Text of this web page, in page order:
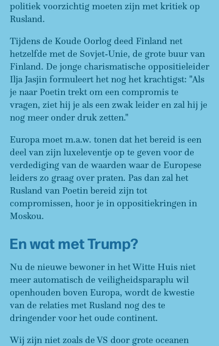
politiek voorzichtig moeten zijn met kritiek op
Rusland.
Tijdens de Koude Oorlog deed Finland net
hetzelfde met de Sovjet-Unie, de grote buur van
Finland. De jonge charismatische oppositieleider
Ilja Jasjin formuleert het nog het krachtigst: "Als
je naar Poetin trekt om een compromis te
vragen, ziet hij je als een zwak leider en zal hij je
nog meer onder druk zetten."
Europa moet m.a.w. tonen dat het bereid is een
deel van zijn luxeleventje op te geven voor de
verdediging van de waarden waar de Europese
leiders zo graag over praten. Pas dan zal het
Rusland van Poetin bereid zijn tot
compromissen, hoor je in oppositiekringen in
Moskou.
En wat met Trump?
Nu de nieuwe bewoner in het Witte Huis niet
meer automatisch de veiligheidsparaplu wil
openhouden boven Europa, wordt de kwestie
van de relaties met Rusland nog des te
dringender voor het oude continent.
Wij zijn niet zoals de VS door grote oceanen